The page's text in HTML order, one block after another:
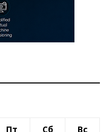
Пт Сб Вс